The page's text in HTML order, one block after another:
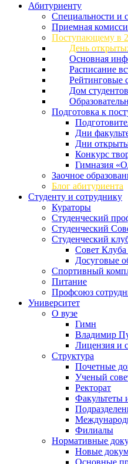
Абитуриенту
Специальности и
Приемная
Поступающему в
День
Основная
Расписание
Рейтинговые
Дом
Подготовка к
Дни
Дни
Конкурс
Гимназия
Заочное
Блог абитуриента
Студенту и сотруднику
Кураторы
Студенческий
Студенческий
Студенческий
Совет Клуба
Досуговые
Спортивный
Питание
Профсоюз
Университет
О вузе
Гимн
Владимир
Лицензия и
Структура
Почетные
Ученый
Ректорат
Факультеты
Филиалы
Нормативные
Новые
Основные